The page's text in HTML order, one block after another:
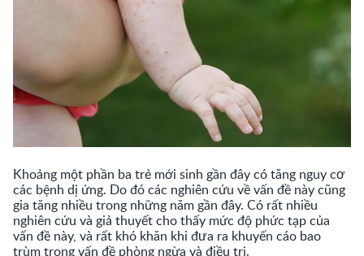
Khoảng một phần ba trẻ mới sinh gần đây có tăng nguy cơ
các bệnh dị ứng. Do đó các nghiên cứu về vấn đề này cũng
gia tăng nhiều trong những năm gần đây. Có rất nhiều
nghiên cứu và giả thuyết cho thấy mức độ phức tạp của
vấn đề này, và rất khó khăn khi đưa ra khuyến cáo bao
trùm trong vấn đề phòng ngừa và điều trị.